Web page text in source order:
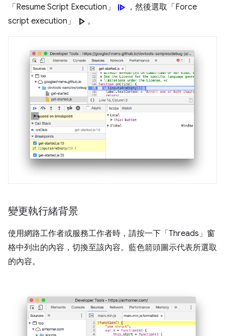
「Resume Script Execution」
resume ，然後選取「Force
script execution」
play_arrow 。
變更執行緒背景
使用網路工作者或服務工作者時，請按一下「Threads」 窗
格中列出的內容，切換至該內容。藍色箭頭圖示代表所選取
的內容。